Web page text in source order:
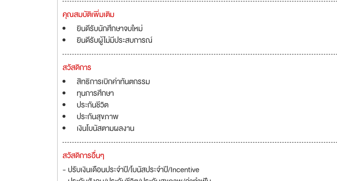
คุณสมบัติเพิ่มเติม
ยินดีรับนักศึกษาจบใหม่
ยินดีรับผู้ไม่มีประสบการณ์
สวัสดิการ
สิทธิการเบิกค่าทันตกรรม
ทุนการศึกษา
ประกันชีวิต
ประกันสุขภาพ
เงินโบนัสตามผลงาน
สวัสดิการอื่นๆ
- ปรับเงินเดือนประจำปี/โบนัสประจำปี/Incentive